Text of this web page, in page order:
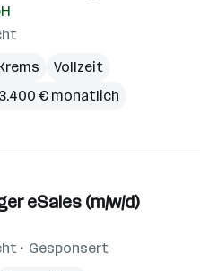
Vollzeit
€ monatlich
eSales (m/w/d)
Gesponsert